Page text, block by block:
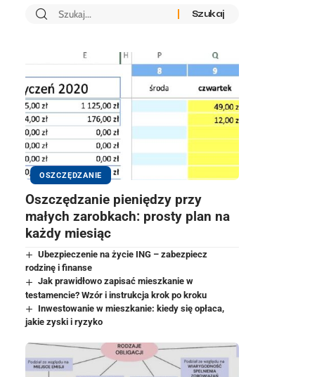
OSZCZĘDZANIE
Oszczędzanie pieniędzy przy
małych zarobkach: prosty plan na
każdy miesiąc
Ubezpieczenie na życie ING – zabezpiecz
rodzinę i finanse
Jak prawidłowo zapisać mieszkanie w
testamencie? Wzór i instrukcja krok po kroku
Inwestowanie w mieszkanie: kiedy się opłaca,
jakie zyski i ryzyko